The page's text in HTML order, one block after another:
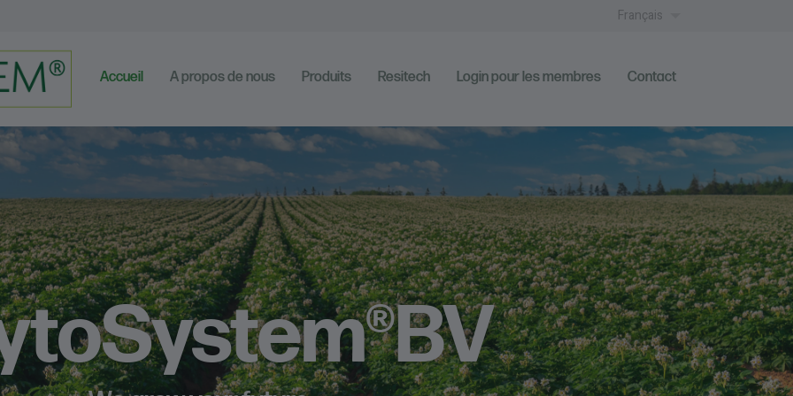
Français
Accueil A propos de nous Produits Resitech Login pour les membres Contact